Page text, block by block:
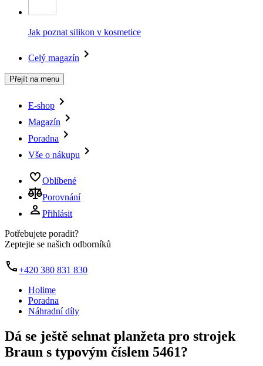
Jak poznat silikon v kosmetice
Celý magazín
Přejít na menu
E-shop
Magazín
Poradna
Vše o nákupu
Oblíbené
Porovnání
Přihlásit
Potřebujete poradit?
Zeptejte se našich odborníků
+420 380 831 830
Holime
Poradna
Náhradní díly
Dá se ještě sehnat planžeta pro strojek
Braun s typovým číslem 5461?